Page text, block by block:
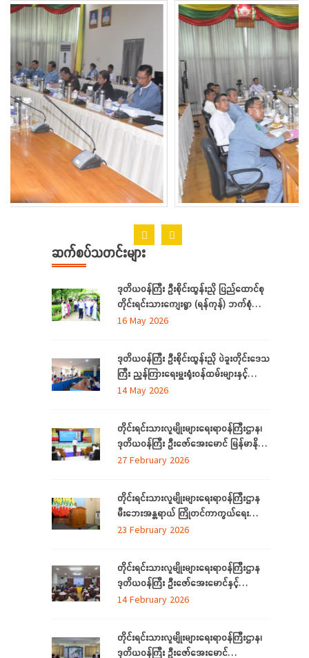
ဆက်စပ်သတင်းများ
ဒုတိယဝန်ကြီး ဦးစိုင်းထွန်းညို ပြည်ထောင်စု
တိုင်းရင်းသားကျေးရွာ (ရန်ကုန်) ဘက်စုံ
အဆင့် မြှင့်တင်ရေး ကြည့်ရှုစစ်ဆေး
16 May 2026
ဒုတိယဝန်ကြီး ဦးစိုင်းထွန်းညို ပဲခူးတိုင်းဒေသ
ကြီး ညွှန်ကြားရေးမှူးရုံးဝန်ထမ်းများနှင့်
တွေ့ဆုံ
14 May 2026
တိုင်းရင်းသားလူမျိုးများရေးရာဝန်ကြီးဌာန၊
ဒုတိယဝန်ကြီး ဦးဇော်အေးမောင် မြန်မာနိုင်ငံ
တော်အလံအကြောင်း သိကောင်းစရာ
27 February 2026
တိုင်းရင်းသားလူမျိုးများရေးရာဝန်ကြီးဌာန
မီးဘေးအန္တရာယ် ကြိုတင်ကာကွယ်ရေး
ဆိုင်ရာ အသိပညာပေးဟောပြောခြင်းနှင့်
23 February 2026
တိုင်းရင်းသားလူမျိုးများရေးရာဝန်ကြီးဌာန
ဒုတိယဝန်ကြီး ဦးဇော်အေးမောင်နှင့်
ရန်ကုန်တိုင်းဒေသကြီးအတွင်းရှိ ရခိုင်စာပေ
လူမှုရေးအသင်းအဖွဲ့များနှင့်တွေ့ဆုံ
14 February 2026
တိုင်းရင်းသားလူမျိုးများရေးရာဝန်ကြီးဌာန၊
ဒုတိယဝန်ကြီး ဦးဇော်အေးမောင်